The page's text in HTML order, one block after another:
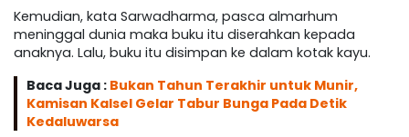
Kemudian, kata Sarwadharma, pasca almarhum
meninggal dunia maka buku itu diserahkan kepada
anaknya. Lalu, buku itu disimpan ke dalam kotak kayu.
Baca Juga : Bukan Tahun Terakhir untuk Munir,
Kamisan Kalsel Gelar Tabur Bunga Pada Detik
Kedaluwarsa